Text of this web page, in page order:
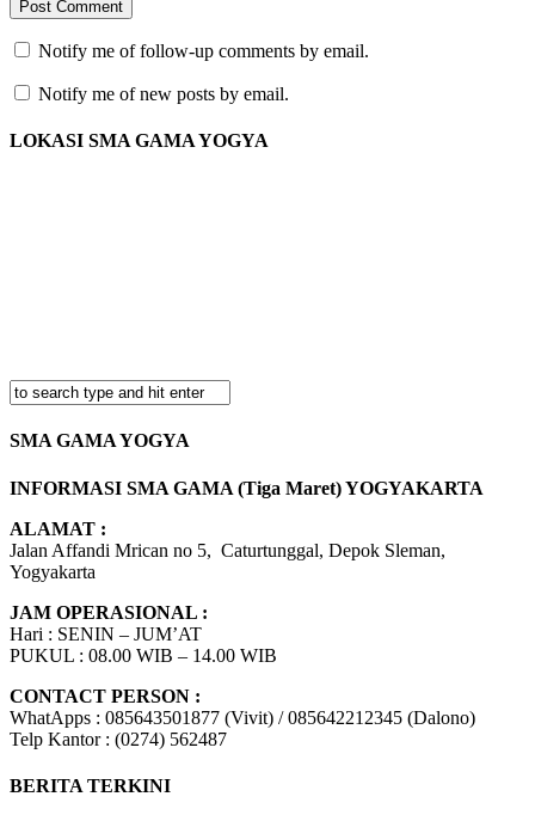
Notify me of follow-up comments by email.
Notify me of new posts by email.
LOKASI SMA GAMA YOGYA
SMA GAMA YOGYA
INFORMASI SMA GAMA (Tiga Maret) YOGYAKARTA
ALAMAT :
Jalan Affandi Mrican no 5, Caturtunggal, Depok Sleman,
Yogyakarta
JAM OPERASIONAL :
Hari : SENIN – JUM’AT
PUKUL : 08.00 WIB – 14.00 WIB
CONTACT PERSON :
WhatApps : 085643501877 (Vivit) / 085642212345 (Dalono)
Telp Kantor : (0274) 562487
BERITA TERKINI